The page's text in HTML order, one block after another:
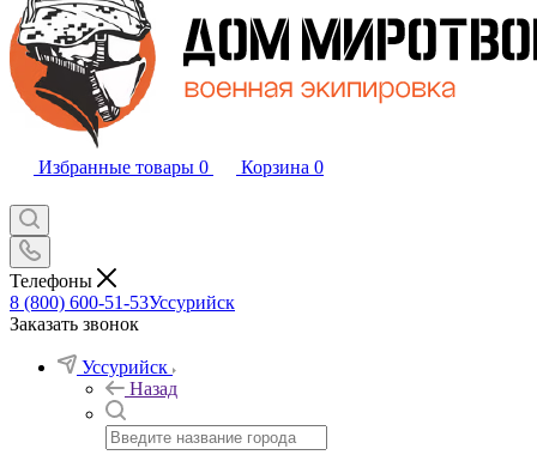
Избранные товары 0 Корзина 0
Телефоны
8 (800) 600-51-53Уссурийск
Заказать звонок
Уссурийск
Назад